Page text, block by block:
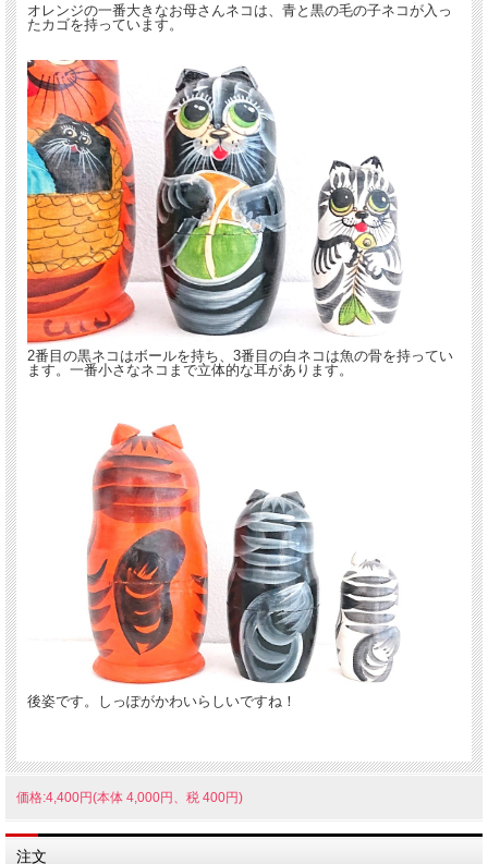
オレンジの一番大きなお母さんネコは、青と黒の毛の子ネコが入っ
たカゴを持っています。
2番目の黒ネコはボールを持ち、3番目の白ネコは魚の骨を持ってい
ます。一番小さなネコまで立体的な耳があります。
後姿です。しっぽがかわいらしいですね！
価格:4,400円(本体 4,000円、税 400円)
注文